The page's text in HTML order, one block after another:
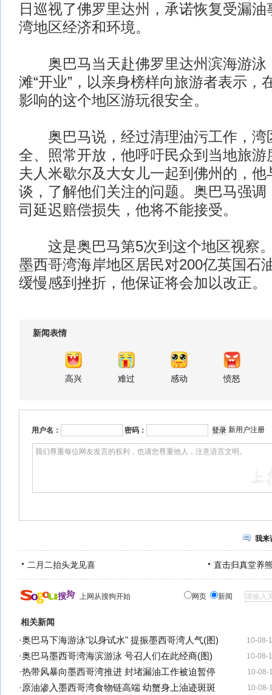
日巡视了佛罗里达州，承诺恢复受漏
湾地区经济和环境。
奥巴马当天赴佛罗里达州滨海游泳
滩“开业”，以亲身榜样向旅游者表示，
影响的这个地区游玩很安全。
奥巴马说，经过清理油污工作，湾
全、照常开放，他呼吁民众到当地旅游
夫人米歇尔及大女儿一起到佛州的，他
谈，了解他们关注的问题。奥巴马强调
司延迟赔偿损失，他将不能接受。
这是奥巴马第5次到这个地区视察
墨西哥湾海岸地区居民对200亿英国石
缓慢感到挫折，他保证将会加以改正。
新闻表情
高兴 难过 感动 愤怒
用户名： 密码： 新用户注册
我来
二月二抬头龙见喜 直击归真堂养
上网从搜狗开始 网页 新闻
相关新闻
10-08-
·奥巴马下海游泳"以身试水" 提振墨西哥湾人气(图)
10-08-
·奥巴马墨西哥湾海滨游泳 号召人们在此经商(图)
10-08-
·热带风暴向墨西哥湾推进 封堵漏油工作被迫暂停
10-08-
·原油渗入墨西哥湾食物链高端 幼蟹身上油迹斑斑